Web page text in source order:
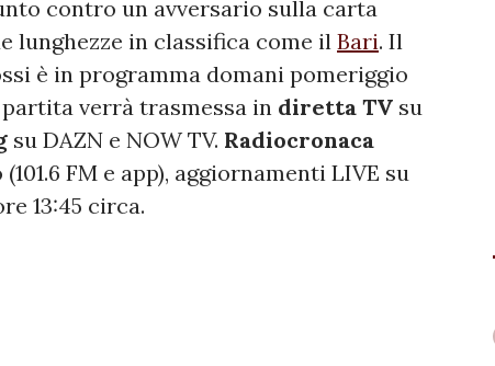
contro un avversario sulla carta
lunghezze in classifica come il Bari. Il
è in programma domani pomeriggio
partita verrà trasmessa in diretta TV su
su DAZN e NOW TV. Radiocronaca
FM e app), aggiornamenti LIVE su
13:45 circa.